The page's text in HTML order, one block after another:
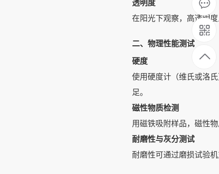
透明度
在阳光下观察，高透明
二、物理性能测试
硬度
使用硬度计（维氏或洛
足‌。
磁性物质检测
用磁铁吸附样品，磁性
耐磨性与灰分测试
耐磨性可通过磨损试验